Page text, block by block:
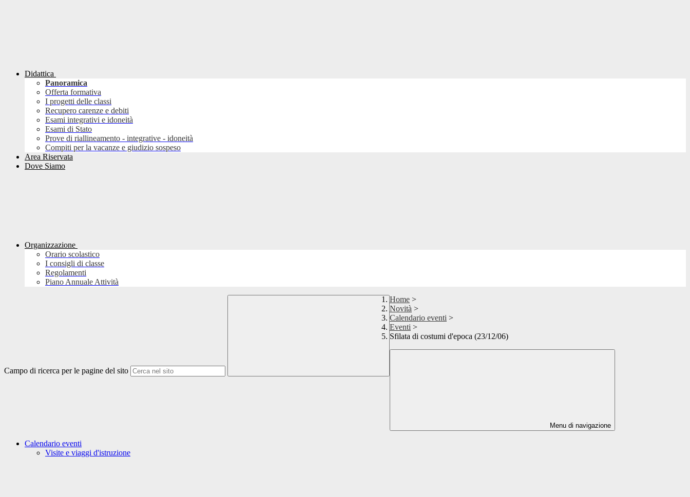
Didattica
Panoramica
Offerta formativa
I progetti delle classi
Recupero carenze e debiti
Esami integrativi e idoneità
Esami di Stato
Prove di riallineamento - integrative - idoneità
Compiti per la vacanze e giudizio sospeso
Area Riservata
Dove Siamo
Organizzazione
Orario scolastico
I consigli di classe
Regolamenti
Piano Annuale Attività
Campo di ricerca per le pagine del sito
Home >
Novità >
Calendario eventi >
Eventi >
Sfilata di costumi d'epoca (23/12/06)
Menu di navigazione
Calendario eventi
Visite e viaggi d'istruzione